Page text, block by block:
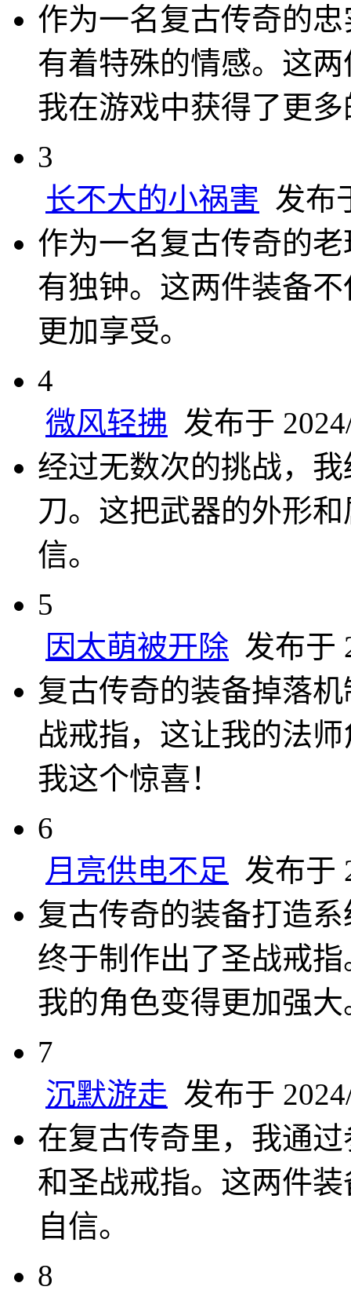
作为一名复古传奇的
有着特殊的情感。这
我在游戏中获得了更
3
长不大的小祸害 发布
作为一名复古传奇的
有独钟。这两件装备
更加享受。
4
微风轻拂 发布于
经过无数次的挑战，
刀。这把武器的外形
信。
5
因太萌被开除 发布于
复古传奇的装备掉落
战戒指，这让我的法
我这个惊喜！
6
月亮供电不足 发布于
复古传奇的装备打造
终于制作出了圣战戒
我的角色变得更加强大
7
沉默游走 发布于
在复古传奇里，我通
和圣战戒指。这两件
自信。
8